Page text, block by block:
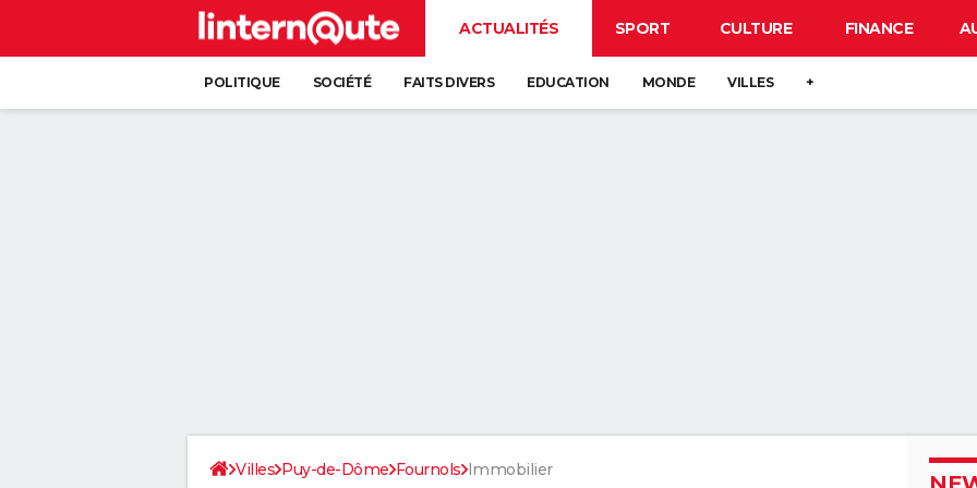
ACTUALITÉS SPORT CULTURE FINANCE
POLITIQUE SOCIÉTÉ FAITS DIVERS EDUCATION MONDE VILLES +
Villes Puy-de-Dôme Fournols Immobilier